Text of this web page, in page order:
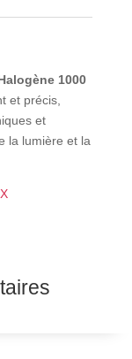
1000
et précis,
et
la lumière et la